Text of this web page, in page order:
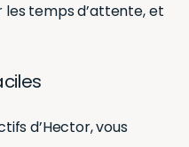
temps d’attente, et
d’Hector, vous